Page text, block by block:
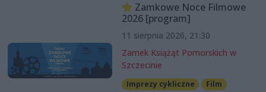
Zamkowe Noce Filmowe
2026 [program]
11 sierpnia 2026, 21:30
Zamek Książąt Pomorskich w
Szczecinie
Imprezy cykliczne
Film